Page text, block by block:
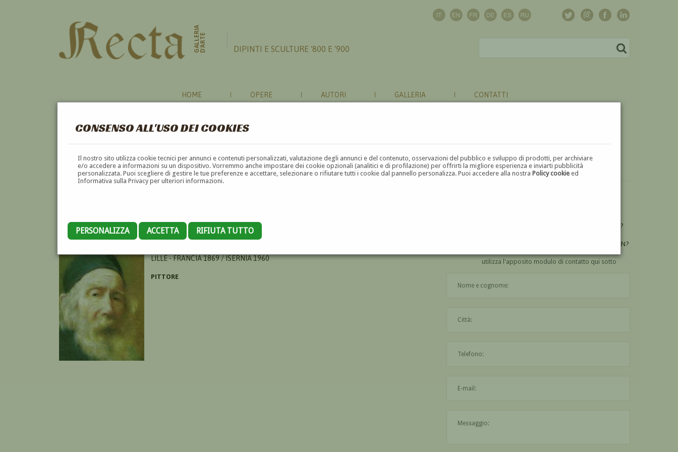
CONSENSO ALL'USO DEI COOKIES
Il nostro sito utilizza cookie tecnici per annunci e contenuti personalizzati, valutazione degli annunci e del contenuto, osservazioni del pubblico e sviluppo di prodotti, per archiviare
e/o accedere a informazioni su un dispositivo. Vorremmo anche impostare dei cookie opzionali (analitici e di profilazione) per offrirti la migliore esperienza e inviarti pubblicità
personalizzata. Puoi scegliere di gestire le tue preferenze e accettare, selezionare o rifiutare tutti i cookie dal pannello personalizza. Puoi accedere alla nostraPolicy cookie ed
Informativa sulla Privacy per ulteriori informazioni.
PERSONALIZZA ACCETTA RIFIUTA TUTTO
GALLERIAD'ARTE DIPINTI E SCULTURE '800 E '900
HOME OPERE AUTORI GALLERIA CONTATTI
CHARLES MOULIN
LILLE - FRANCIA 1869 / ISERNIA 1960
PITTORE
UN'OPERA DI CHARLES MOULIN?
UN'OPERA DI CHARLES MOULIN?
utilizza l'apposito modulo di contatto qui sotto